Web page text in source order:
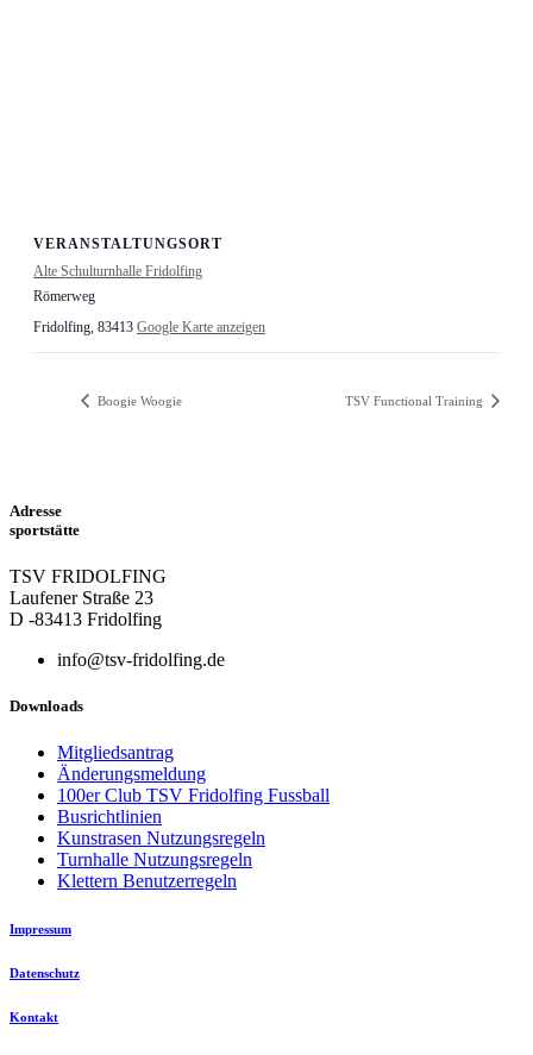
VERANSTALTUNGSORT
Alte Schulturnhalle Fridolfing
Römerweg
Fridolfing, 83413 Google Karte anzeigen
Boogie Woogie TSV Functional Training
Adresse
sportstätte
TSV FRIDOLFING
Laufener Straße 23
D -83413 Fridolfing
info@tsv-fridolfing.de
Downloads
Mitgliedsantrag
Änderungsmeldung
100er Club TSV Fridolfing Fussball
Busrichtlinien
Kunstrasen Nutzungsregeln
Turnhalle Nutzungsregeln
Klettern Benutzerregeln
Impressum
Datenschutz
Kontakt